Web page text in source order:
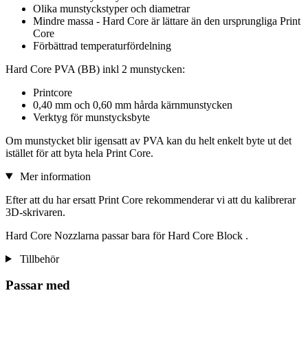
Olika munstyckstyper och diametrar
Mindre massa - Hard Core är lättare än den ursprungliga Print
Core
Förbättrad temperaturfördelning
Hard Core PVA (BB) inkl 2 munstycken:
Printcore
0,40 mm och 0,60 mm hårda kärnmunstycken
Verktyg för munstycksbyte
Om munstycket blir igensatt av PVA kan du helt enkelt byte ut det
istället för att byta hela Print Core.
Mer information
Efter att du har ersatt Print Core rekommenderar vi att du kalibrerar
3D-skrivaren.
Hard Core Nozzlarna passar bara för Hard Core Block .
Tillbehör
Passar med